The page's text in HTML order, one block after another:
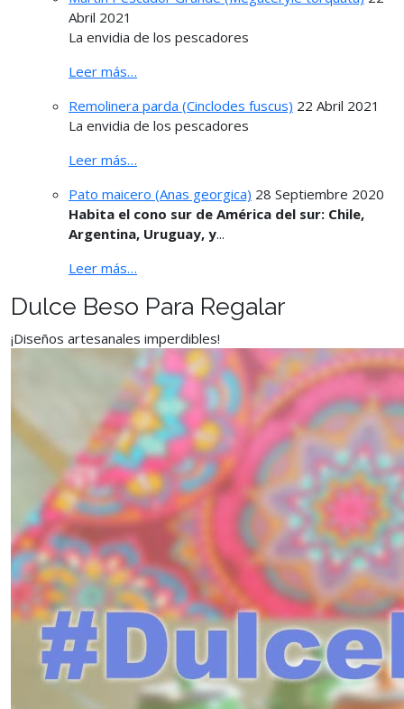
Abril 2021
La envidia de los pescadores
Leer más…
Remolinera parda (Cinclodes fuscus) 22 Abril 2021
La envidia de los pescadores
Leer más…
Pato maicero (Anas georgica) 28 Septiembre 2020
Habita el cono sur de América del sur: Chile,
Argentina, Uruguay, y...
Leer más…
Dulce Beso Para Regalar
¡Diseños artesanales imperdibles!